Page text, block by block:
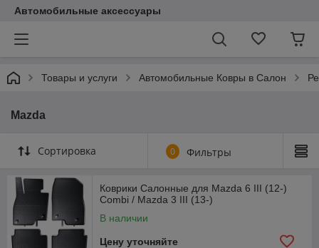
Автомобильные аксессуары
Товары и услуги Автомобильные Ковры в Салон
Mazda
Сортировка 0 Фильтры
Коврики Салонные для Mazda 6 III (12-)
Combi / Mazda 3 III (13-)
В наличии
Цену уточняйте